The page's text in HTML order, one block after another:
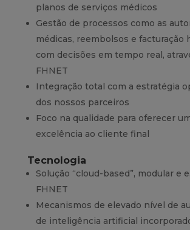
planos de serviços médicos
Gestão de processos como as
médicas, reembolsos e facturação
com decisões em tempo real,
FHNET
Integração total com a estratégia
dos nossos parceiros
Foco na qualidade para oferecer
excelência ao cliente final
Tecnologia
Solução “cloud-based”, modular e
FHNET
Mecanismos de elevado nível de
de inteligência artificial